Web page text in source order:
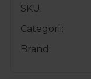
SKU
Categorii
Brand